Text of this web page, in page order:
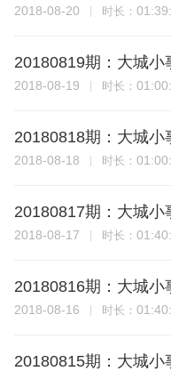
2018-08-20 时长：
20180819期：大城小
2018-08-19 时长：
20180818期：大城小
2018-08-18 时长：
20180817期：大城小
2018-08-17 时长：
20180816期：大城小
2018-08-16 时长：
20180815期：大城小